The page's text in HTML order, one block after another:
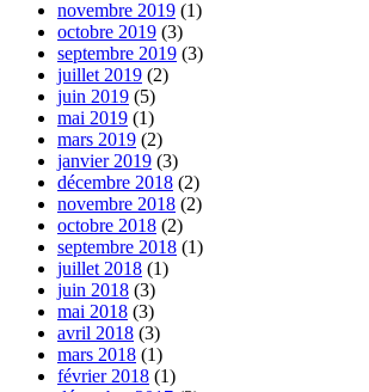
novembre 2019 (1)
octobre 2019 (3)
septembre 2019 (3)
juillet 2019 (2)
juin 2019 (5)
mai 2019 (1)
mars 2019 (2)
janvier 2019 (3)
décembre 2018 (2)
novembre 2018 (2)
octobre 2018 (2)
septembre 2018 (1)
juillet 2018 (1)
juin 2018 (3)
mai 2018 (3)
avril 2018 (3)
mars 2018 (1)
février 2018 (1)